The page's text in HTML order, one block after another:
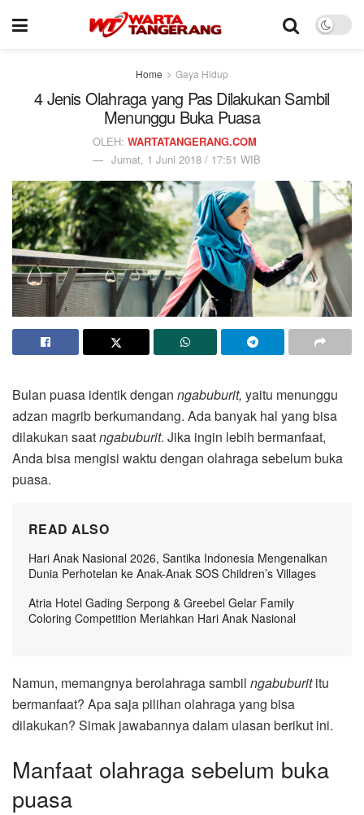
Home Gaya Hidup
4 Jenis Olahraga yang Pas Dilakukan Sambil
Menunggu Buka Puasa
OLEH: WARTATANGERANG.COM
Jumat, 1 Juni 2018 / 17:51 WIB
Bulan puasa identik dengan ngabuburit, yaitu menunggu
adzan magrib berkumandang. Ada banyak hal yang bisa
dilakukan saatngabuburit. Jika ingin lebih bermanfaat,
Anda bisa mengisi waktu dengan olahraga sebelum buka
puasa.
READ ALSO
Hari Anak Nasional 2026, Santika Indonesia Mengenalkan
Dunia Perhotelan ke Anak-Anak SOS Children’s Villages
Atria Hotel Gading Serpong & Greebel Gelar Family
Coloring Competition Meriahkan Hari Anak Nasional
Namun, memangnya berolahraga sambil ngabuburititu
bermanfaat? Apa saja pilihan olahraga yang bisa
dilakukan? Simak jawabannya dalam ulasan berikut ini.
Manfaat olahraga sebelum buka
puasa